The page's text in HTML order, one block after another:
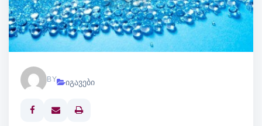
BY იგავები
Print